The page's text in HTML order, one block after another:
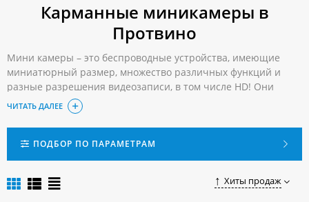
Карманные миникамеры в
Протвино
Мини камеры – это беспроводные устройства, имеющие
миниатюрный размер, множество различных функций и
разные разрешения видеозаписи, в том числе HD! Они
помогут сдать непростой экзамен в ВУЗе, зафиксировать
воровство или мелкую кражу, узнать как обращается с
Вашим ребёнком няня, удостовериться в верности Вашего
близкого человека и просто запечатлеть счастливые
моменты Вашей жизни!
по доступной цене в Протвино Вы можете, сделав заказ в
ЧИТАТЬ ДАЛЕЕ
ПОДБОР ПО ПАРАМЕТРАМ
Хиты продаж